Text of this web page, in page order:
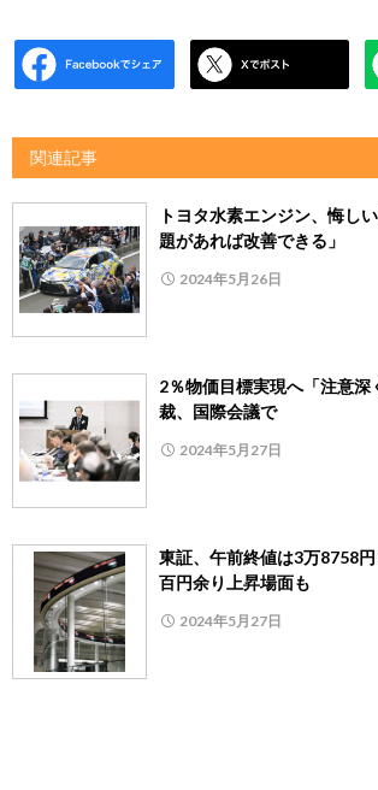
関連記事
トヨタ水素エンジン、悔し
題があれば改善できる」
2024年5月26日
2％物価目標実現へ「注意深
裁、国際会議で
2024年5月27日
東証、午前終値は3万8758円
百円余り上昇場面も
2024年5月27日